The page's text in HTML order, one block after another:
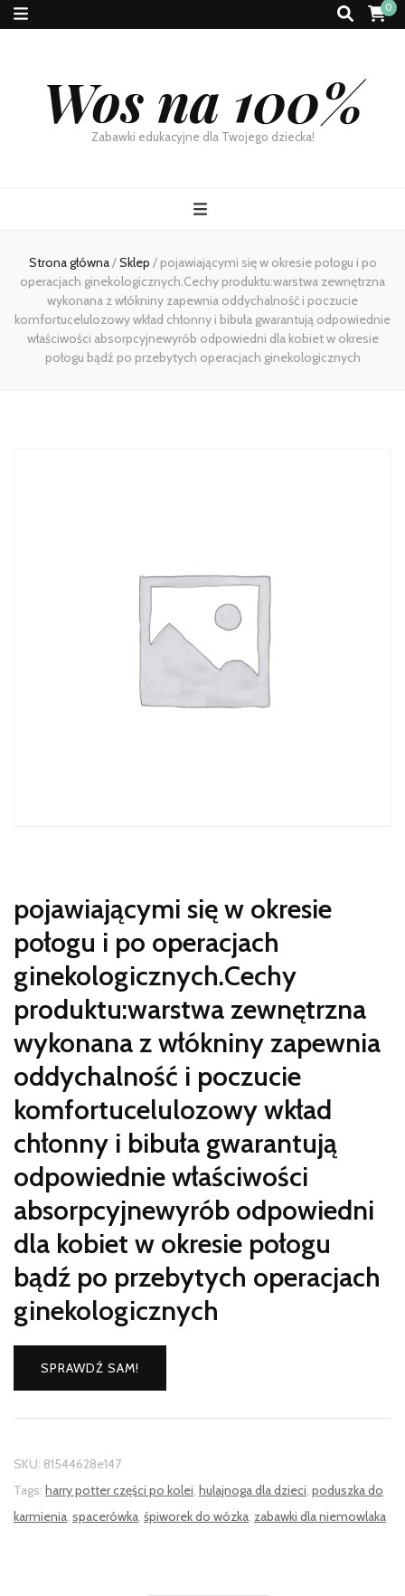
0
Wos na 100%
Zabawki edukacyjne dla Twojego dziecka!
Strona główna/Sklep / pojawiającymi się w okresie połogu i po
operacjach ginekologicznych.Cechy produktu:warstwa zewnętrzna
wykonana z włókniny zapewnia oddychalność i poczucie
komfortucelulozowy wkład chłonny i bibuła gwarantują odpowiednie
właściwości absorpcyjnewyrób odpowiedni dla kobiet w okresie
połogu bądź po przebytych operacjach ginekologicznych
pojawiającymi się w okresie
połogu i po operacjach
ginekologicznych.Cechy
produktu:warstwa zewnętrzna
wykonana z włókniny zapewnia
oddychalność i poczucie
komfortucelulozowy wkład
chłonny i bibuła gwarantują
odpowiednie właściwości
absorpcyjnewyrób odpowiedni
dla kobiet w okresie połogu
bądź po przebytych operacjach
ginekologicznych
SPRAWDŹ SAM!
SKU: 81544628e147
Tags: harry potter części po kolei, hulajnoga dla dzieci, poduszka do
karmienia, spacerówka, śpiworek do wózka, zabawki dla niemowlaka